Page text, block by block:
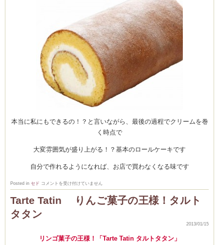
本当に私にもできるの！？と言いながら、最後の過程でクリームを巻
く時点で
大変雰囲気が盛り上がる！？基本のロールケーキです
自分で作れるようになれば、お店で買わなくなる味です
Posted in セド 2
お
菓
程
コメントを受け付けていません
Tarte Tatin りんご菓子の王様！タルト
タタン
2013/01/15
リンゴ菓子の王様！「Tarte Tatin タルトタタン」